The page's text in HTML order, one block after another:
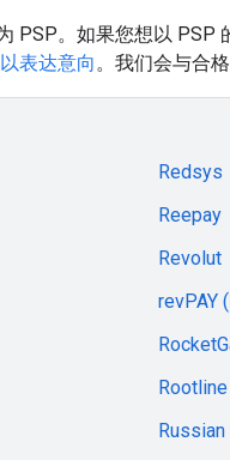
PSP。如果您想以 PSP
表达意向 。我们会与合
Redsys
Reepay
Revolut
revPAY
Rootline
Russian